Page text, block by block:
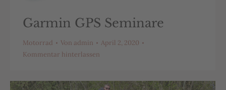
Garmin GPS Seminare
Motorrad Von admin
April 2, 2020
Kommentar hinterlassen